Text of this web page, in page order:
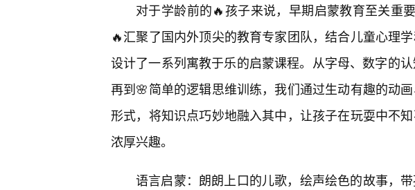
对于学龄前的🔥孩子来说，早期启蒙教育至关重
🔥汇聚了国内外顶尖的教育专家团队，结合儿童心理
设计了一系列寓教于乐的启蒙课程。从字母、数字的
再到🌸简单的逻辑思维训练，我们通过生动有趣的动
形式，将知识点巧妙地融入其中，让孩子在玩耍中不
浓厚兴趣。
语言启蒙：朗朗上口的儿歌，绘声绘色的故事，